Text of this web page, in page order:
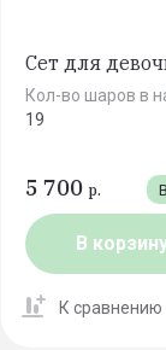
Сет для
Кол-во шаров в
19
5 700 р.
В
К сравнению